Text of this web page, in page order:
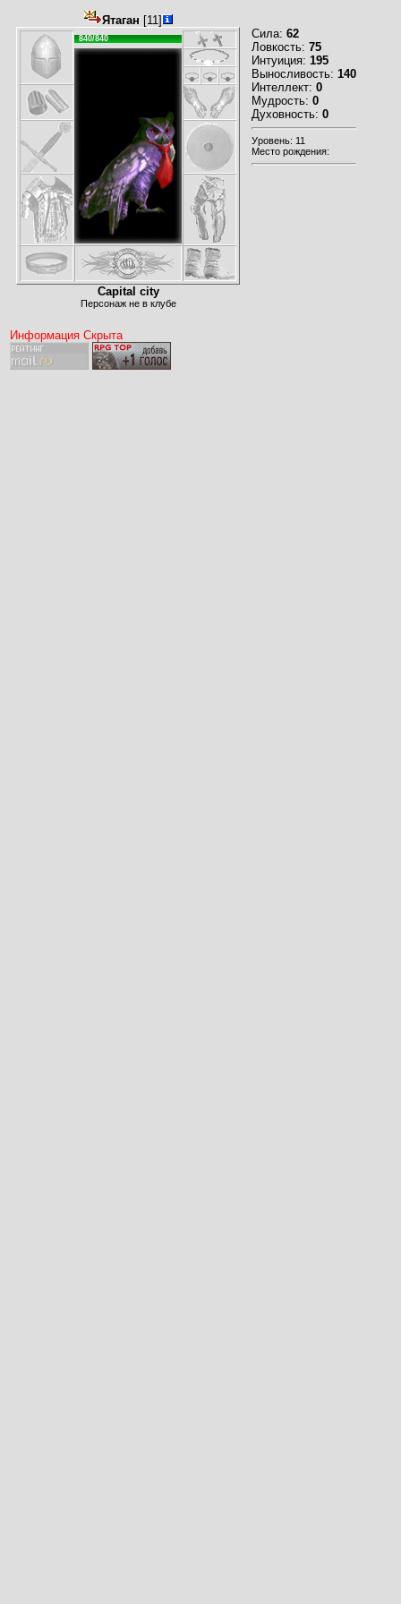
Ятаган [11]
840/840
Capital city
Персонаж не в клубе
Сила: 62
Ловкость: 75
Интуиция: 195
Выносливость: 140
Интеллект: 0
Мудрость: 0
Духовность: 0
Уровень: 11
Место рождения:
Информация Скрыта